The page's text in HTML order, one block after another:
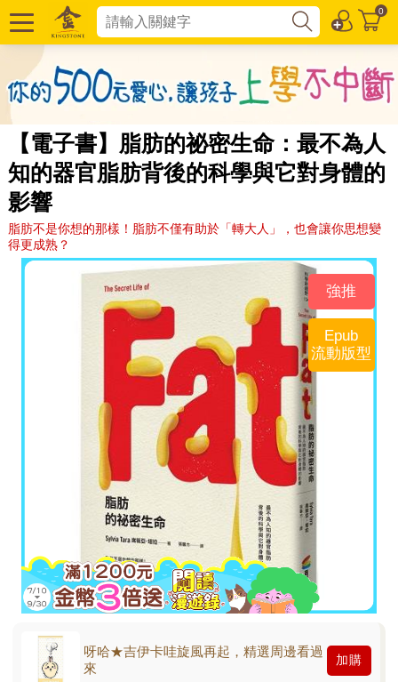
0
【電子書】脂肪的祕密生命：最不為人
知的器官脂肪背後的科學與它對身體的
影響
脂肪不是你想的那樣！脂肪不僅有助於「轉大人」，也會讓你思想變
得更成熟？
強推
Epub
流動版型
呀哈★吉伊卡哇旋風再起，精選周邊看過
來
加購